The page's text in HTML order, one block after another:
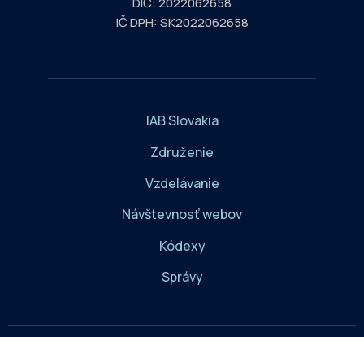
IČ DPH: SK2022062658
IAB Slovakia
Združenie
Vzdelávanie
Návštevnosť webov
Kódexy
Správy